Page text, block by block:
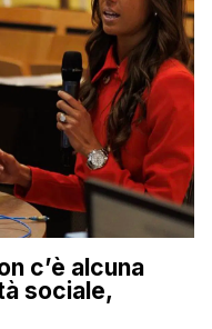
c’è alcuna
sociale,